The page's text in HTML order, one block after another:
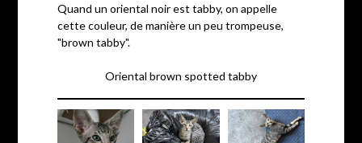
Quand un oriental noir est tabby, on appelle
cette couleur, de manière un peu trompeuse,
"brown tabby".
Oriental brown spotted tabby